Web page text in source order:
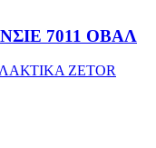
7011 ΟΒΑΛ
ZETOR